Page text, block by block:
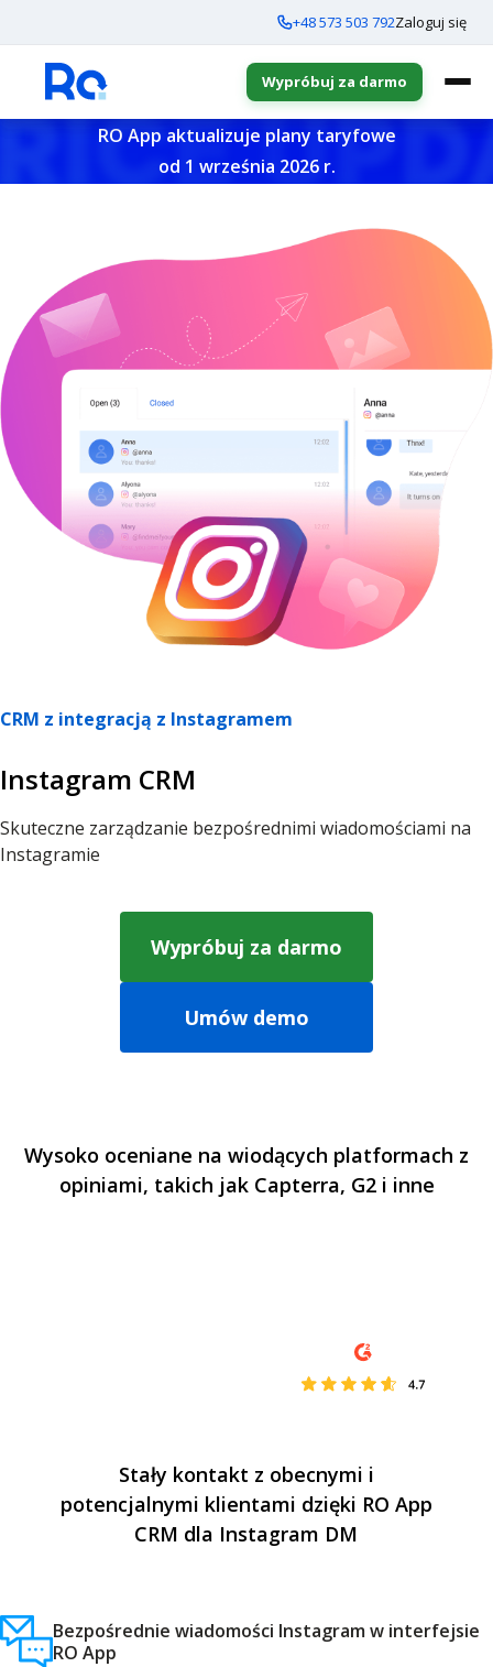
+48 573 503 792Zaloguj się
Wypróbuj za darmo
RO App aktualizuje plany taryfowe
od 1 września 2026 r.
CRM z integracją z Instagramem
Іnstagram CRM
Skuteczne zarządzanie bezpośrednimi wiadomościami na
Instagramie
Wypróbuj za darmo
Umów demo
Wysoko oceniane na wiodących platformach z
opiniami, takich jak Capterra, G2 i inne
Stały kontakt z obecnymi i
potencjalnymi klientami dzięki RO App
CRM dla Instagram DM
Bezpośrednie wiadomości Instagram w interfejsie
RO App